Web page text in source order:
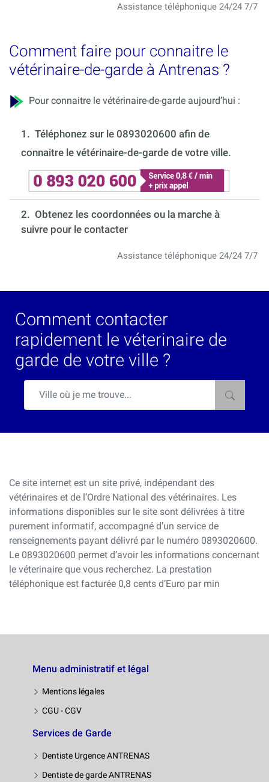
Assistance téléphonique 24/24 7/7
Comment faire pour connaitre le
vétérinaire-de-garde à Antrenas ?
Pour connaitre le vétérinaire-de-garde aujourd’hui :
1. Téléphonez sur le 0893020600 afin de
connaitre le vétérinaire-de-garde de votre ville.
2. Obtenez les coordonnées ou la marche à
suivre pour le contacter
Assistance téléphonique 24/24 7/7
Comment contacter
rapidement le véterinaire de
garde de votre ville ?
Ce site internet est un site privé, indépendant des
vétérinaires et de l’Ordre National des vétérinaires. Les
informations disponibles sur le site sont délivrées à titre
purement informatif, accompagné d’un service de
renseignements payant délivré par le numéro 0893020600.
Le 0893020600 permet d’avoir les informations concernant
le véterinaire que vous recherchez. La prestation
téléphonique est facturée 0,8 cents d’Euro par min
Menu administratif et légal
Mentions légales
CGU - CGV
Services de Garde
Dentiste Urgence ANTRENAS
Dentiste de garde ANTRENAS